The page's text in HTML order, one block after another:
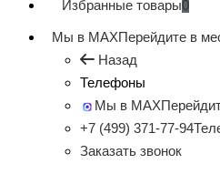
Избранные товары0
Мы в MAXПерейдите в
Назад
Телефоны
Мы в MAX
+7 (499) 371-77-94
Заказать звонок